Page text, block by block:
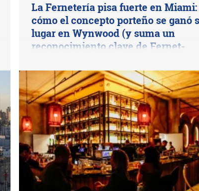
La Fernetería pisa fuerte en Miami:
cómo el concepto porteño se ganó
lugar en Wynwood (y suma un
reconocimiento clave de Fernet-